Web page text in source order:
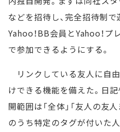
などを招待し、完全招待制で
Yahoo！BB会員とYahoo！プ
で参加できるようにする。
リンクしている友人に自
けできる機能を備えた。日
開範囲は「全体」「友人の友
のうち特定のタグが付いた